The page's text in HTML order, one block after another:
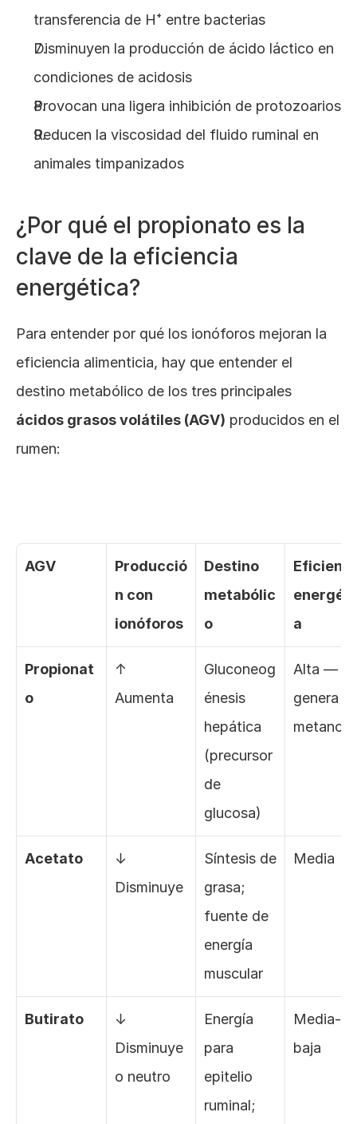
transferencia de H⁺ entre bacterias
Disminuyen la producción de ácido láctico en
condiciones de acidosis
Provocan una ligera inhibición de protozoarios
Reducen la viscosidad del fluido ruminal en
animales timpanizados
¿Por qué el propionato es la
clave de la eficiencia
energética?
Para entender por qué los ionóforos mejoran la
eficiencia alimenticia, hay que entender el
ácidos grasos volátiles (AGV) producidos en el
rumen:
AGV
Producció
n con
ionóforos
Destino
metabólic
o
a
Propionat
o
↑
Aumenta
Gluconeog
énesis
hepática
(precursor
de
glucosa)
Alta —
genera
metano
Acetato
↓
Disminuye
Síntesis de
grasa;
fuente de
energía
muscular
Media
Butirato
↓
Disminuye
o neutro
Energía
para
epitelio
ruminal;
Media-
baja